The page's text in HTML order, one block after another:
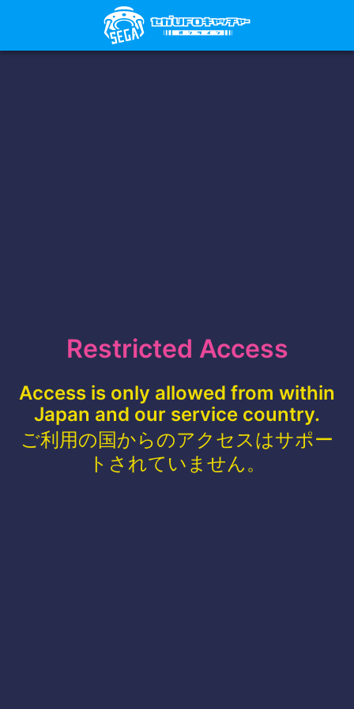
Restricted Access
Access is only allowed from within
Japan and our service country.
ご利用の国からのアクセスはサポー
トされていません。